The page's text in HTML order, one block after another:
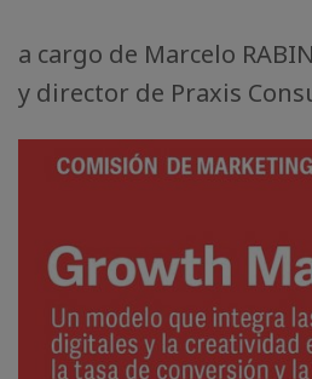
a cargo de Marcelo
y director de Praxis